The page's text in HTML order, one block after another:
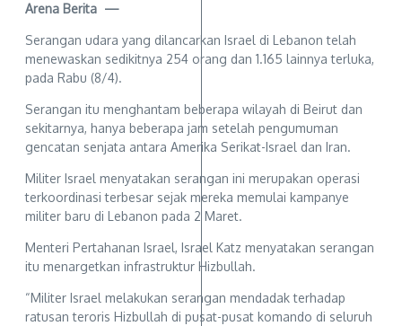
Arena Berita —
Serangan udara yang dilancarkan Israel di Lebanon telah
menewaskan sedikitnya 254 orang dan 1.165 lainnya terluka,
pada Rabu (8/4).
Serangan itu menghantam beberapa wilayah di Beirut dan
sekitarnya, hanya beberapa jam setelah pengumuman
gencatan senjata antara Amerika Serikat-Israel dan Iran.
Militer Israel menyatakan serangan ini merupakan operasi
terkoordinasi terbesar sejak mereka memulai kampanye
militer baru di Lebanon pada 2 Maret.
Menteri Pertahanan Israel, Israel Katz menyatakan serangan
itu menargetkan infrastruktur Hizbullah.
“Militer Israel melakukan serangan mendadak terhadap
ratusan teroris Hizbullah di pusat-pusat komando di seluruh